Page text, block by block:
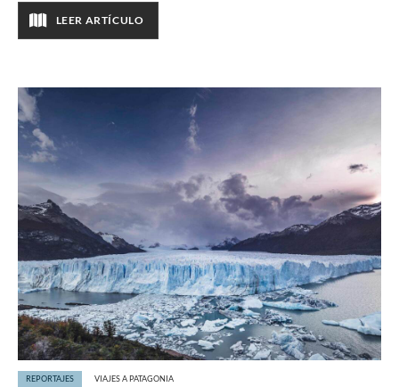
LEER ARTÍCULO
REPORTAJES VIAJES A PATAGONIA